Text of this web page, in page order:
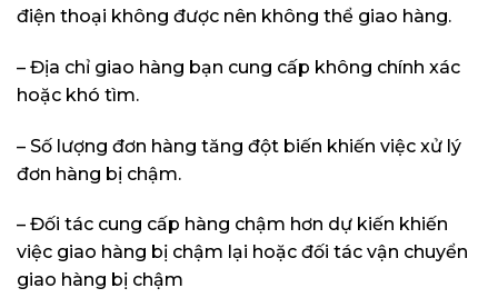
điện thoại không được nên không thể giao hàng.
– Địa chỉ giao hàng bạn cung cấp không chính xác
hoặc khó tìm.
– Số lượng đơn hàng tăng đột biến khiến việc xử lý
đơn hàng bị chậm.
– Đối tác cung cấp hàng chậm hơn dự kiến khiến
việc giao hàng bị chậm lại hoặc đối tác vận chuyển
giao hàng bị chậm